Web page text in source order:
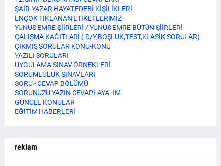
ŞAİR-YAZAR HAYAT,EDEBİ KİŞİLİKLERİ
ENÇOK TIKLANAN ETİKETLERİMİZ
YUNUS EMRE ŞİİRLERİ / YUNUS EMRE BÜTÜN ŞİİRLERİ
ÇALIŞMA KAĞITLARI ( D/Y,BOŞLUK,TEST,KLASİK SORULAR)
ÇIKMIŞ SORULAR KONU-KONU
YAZILI SORULARI
UYGULAMA SINAV ÖRNEKLERİ
SORUMLULUK SINAVLARI
SORU - CEVAP BÖLÜMÜ
SORUNUZU YAZIN CEVAPLAYALIM
GÜNCEL KONULAR
EĞİTİM HABERLERİ
reklam